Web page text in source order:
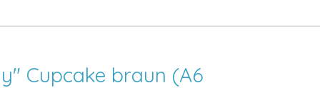
Cupcake braun (A6